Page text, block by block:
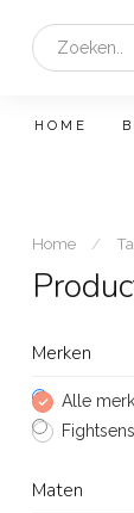
HOME
Home /
Merken
Alle
Maten